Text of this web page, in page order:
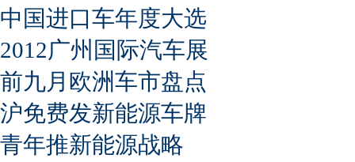
中国进口车年度大选
2012广州国际汽车展
前九月欧洲车市盘点
沪免费发新能源车牌
青年推新能源战略